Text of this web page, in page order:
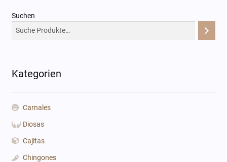
Suchen
Kategorien
Carnales
Diosas
Cajitas
Chingones